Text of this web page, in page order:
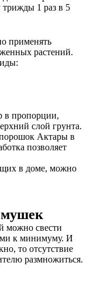
1 раз в 5
применять
растений.
в пропорции,
слой грунта.
порошок Актары в
позволяет
в доме, можно
можно свести
к минимуму. И
то отсутствие
размножиться.